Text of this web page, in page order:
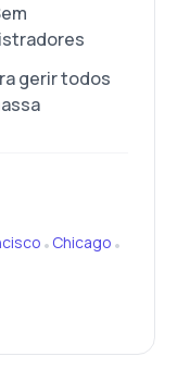
gerir todos
• Chicago •